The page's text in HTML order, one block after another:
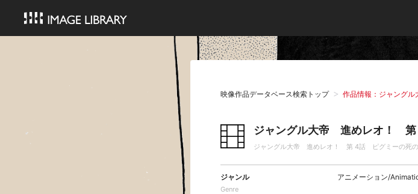
映像作品データベース検索トップ 作品情報：ジャング
ジャングル大帝 進めレオ！
ジャングル大帝 進めレオ！ 第 4話 ピグミーの死の
ジャンル
Genre
アニメーション/